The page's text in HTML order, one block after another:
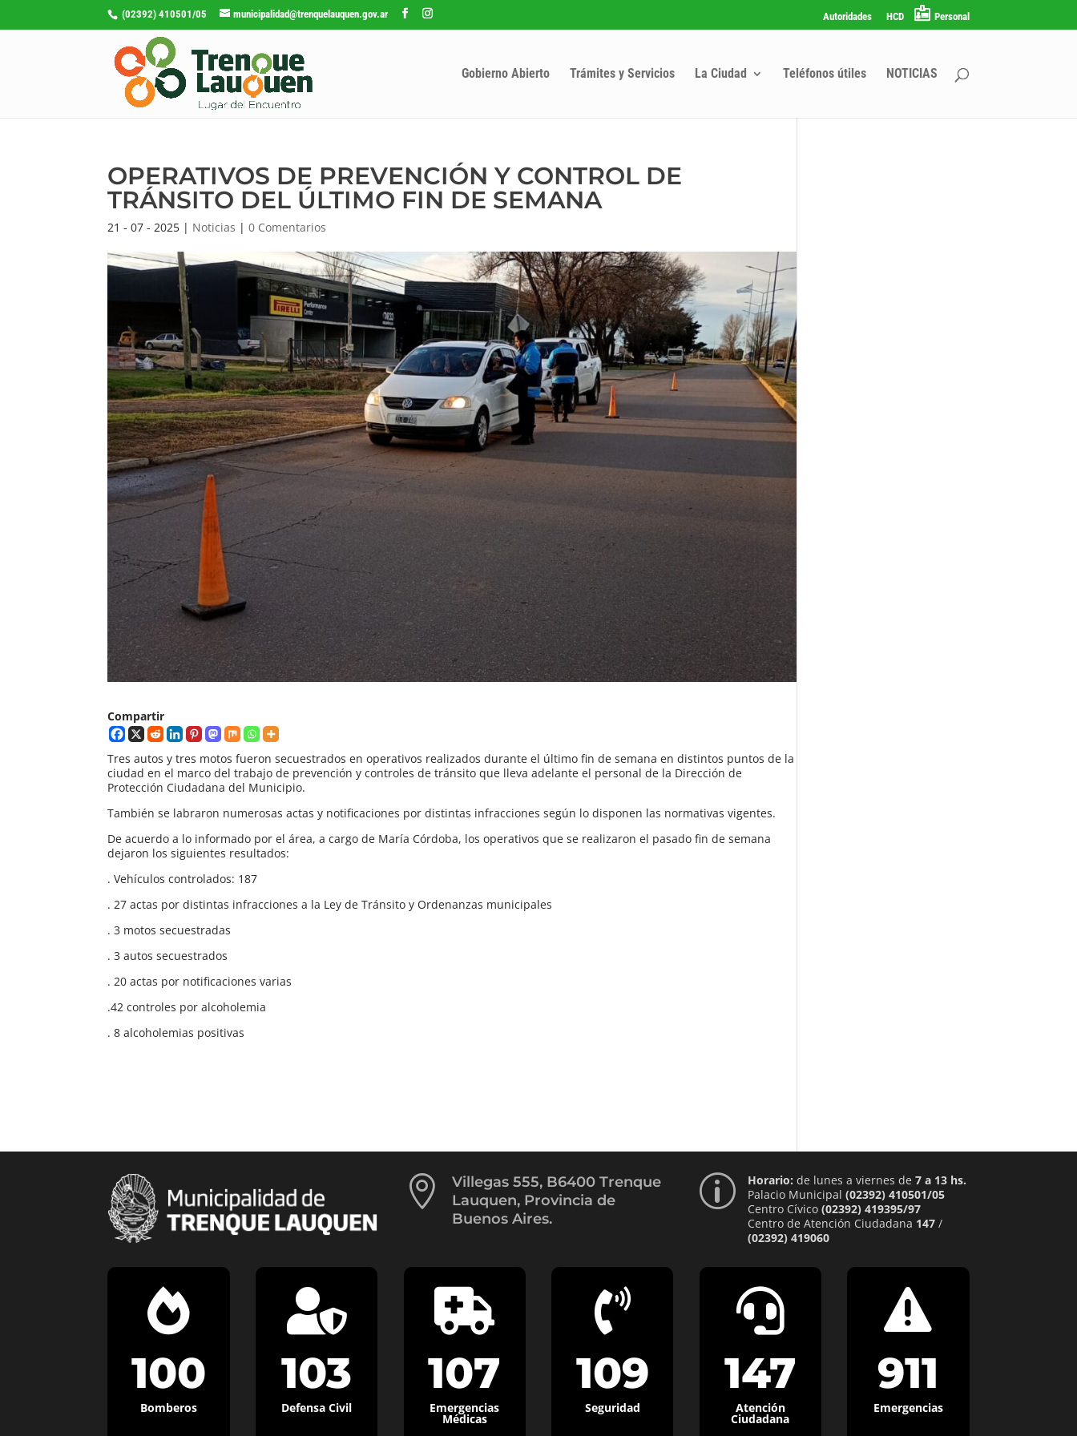
(02392) 410501/05 municipalidad@trenquelauquen.gov.ar Autoridades HCD Personal
Gobierno Abierto Trámites y Servicios La Ciudad Teléfonos útiles NOTICIAS
OPERATIVOS DE PREVENCIÓN Y CONTROL DE
TRÁNSITO DEL ÚLTIMO FIN DE SEMANA
21 - 07 - 2025 | Noticias |0 Comentarios
Compartir
Tres autos y tres motos fueron secuestrados en operativos realizados durante el último fin de semana en distintos puntos de la
ciudad en el marco del trabajo de prevención y controles de tránsito que lleva adelante el personal de la Dirección de
Protección Ciudadana del Municipio.
También se labraron numerosas actas y notificaciones por distintas infracciones según lo disponen las normativas vigentes.
De acuerdo a lo informado por el área, a cargo de María Córdoba, los operativos que se realizaron el pasado fin de semana
dejaron los siguientes resultados:
. Vehículos controlados: 187
. 27 actas por distintas infracciones a la Ley de Tránsito y Ordenanzas municipales
. 3 motos secuestradas
. 3 autos secuestrados
. 20 actas por notificaciones varias
.42 controles por alcoholemia
. 8 alcoholemias positivas

Villegas 555, B6400 Trenque
Lauquen, Provincia de
Buenos Aires.
p Horario: de lunes a viernes de 7 a 13 hs.
Palacio Municipal (02392) 410501/05
Centro Cívico (02392) 419395/97
Centro de Atención Ciudadana 147/
(02392) 419060

100
Bomberos

103
Defensa Civil

107
Emergencias
Médicas

109
Seguridad

147
Atención
Ciudadana

911
Emergencias